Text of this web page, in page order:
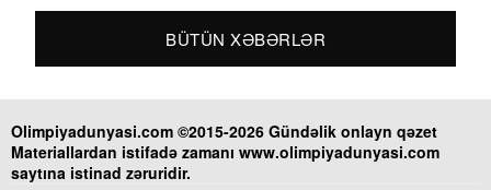
BÜTÜN XƏBƏRLƏR
Olimpiyadunyasi.com ©2015-2026 Gündəlik onlayn qəzet
Materiallardan istifadə zamanı www.olimpiyadunyasi.com
saytına istinad zəruridir.